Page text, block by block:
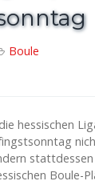
Boule
hessischen
Boule-